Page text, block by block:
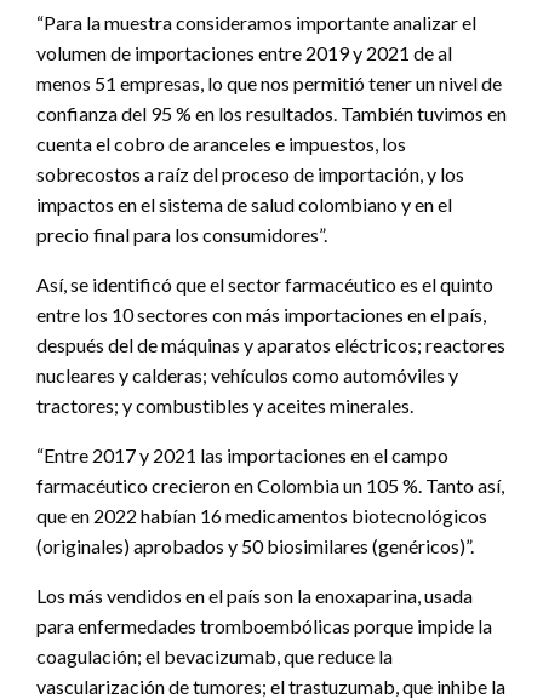
“Para la muestra consideramos importante analizar el
volumen de importaciones entre 2019 y 2021 de al
menos 51 empresas, lo que nos permitió tener un nivel de
confianza del 95 % en los resultados. También tuvimos en
cuenta el cobro de aranceles e impuestos, los
sobrecostos a raíz del proceso de importación, y los
impactos en el sistema de salud colombiano y en el
precio final para los consumidores”.
Así, se identificó que el sector farmacéutico es el quinto
entre los 10 sectores con más importaciones en el país,
después del de máquinas y aparatos eléctricos; reactores
nucleares y calderas; vehículos como automóviles y
tractores; y combustibles y aceites minerales.
“Entre 2017 y 2021 las importaciones en el campo
farmacéutico crecieron en Colombia un 105 %. Tanto así,
que en 2022 habían 16 medicamentos biotecnológicos
(originales) aprobados y 50 biosimilares (genéricos)”.
Los más vendidos en el país son la enoxaparina, usada
para enfermedades tromboembólicas porque impide la
coagulación; el bevacizumab, que reduce la
vascularización de tumores; el trastuzumab, que inhibe la